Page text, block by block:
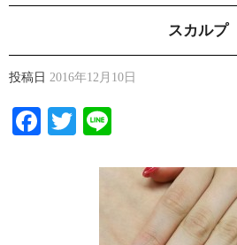
スカルプ
投稿日 2016年12月10日
Facebook
Twitter